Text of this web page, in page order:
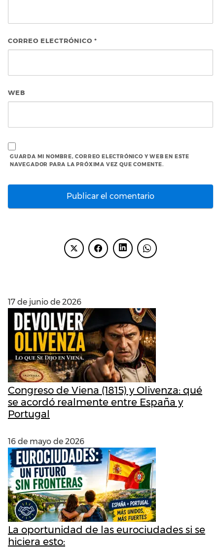
CORREO ELECTRÓNICO *
WEB
GUARDA MI NOMBRE, CORREO ELECTRÓNICO Y WEB EN ESTE
NAVEGADOR PARA LA PRÓXIMA VEZ QUE COMENTE.
17 de junio de 2026
Congreso de Viena (1815) y Olivenza: qué
se acordó realmente entre España y
Portugal
16 de mayo de 2026
La oportunidad de las eurociudades si se
hiciera esto: